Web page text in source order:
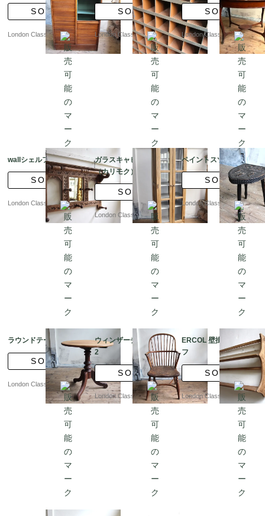
SOLD
London Classics
SOLD
London Classics
SOLD
London Classics
wallシェルフ
SOLD
London Classics
ガラスキャビネット
（カリモク）
SOLD
London Classics
ペイントスツール
SOLD
London Classics
ラウンドテーブル
SOLD
London Classics
ウィンザーチェア ??
2
SOLD
London Classics
ERCOL 壁掛けシェル
フ
SOLD
London Classics